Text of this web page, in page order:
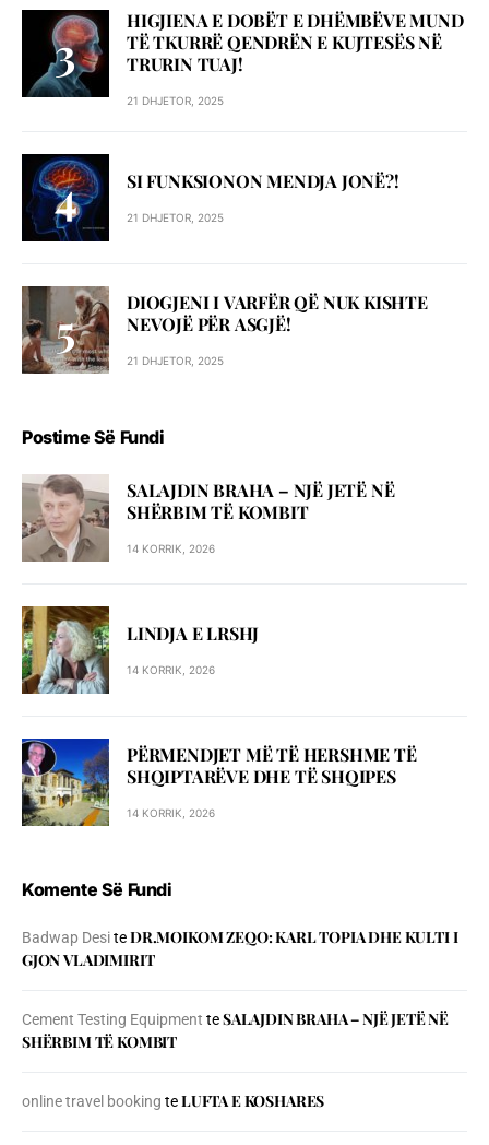
HIGJIENA E DOBËT E DHËMBËVE MUND
TË TKURRË QENDRËN E KUJTESËS NË
TRURIN TUAJ!
21 DHJETOR, 2025
SI FUNKSIONON MENDJA JONË?!
21 DHJETOR, 2025
DIOGJENI I VARFËR QË NUK KISHTE
NEVOJË PËR ASGJË!
21 DHJETOR, 2025
Postime Së Fundi
SALAJDIN BRAHA – NJЁ JETЁ NЁ
SHЁRBIM TЁ KOMBIT
14 KORRIK, 2026
LINDJA E LRSHJ
14 KORRIK, 2026
PËRMENDJET MË TË HERSHME TË
SHQIPTARËVE DHE TË SHQIPES
14 KORRIK, 2026
Komente Së Fundi
Badwap DesiteDR.MOIKOM ZEQO: KARL TOPIA DHE KULTI I
GJON VLADIMIRIT
Cement Testing Equipment teSALAJDIN BRAHA – NJЁ JETЁ NЁ
SHЁRBIM TЁ KOMBIT
online travel booking teLUFTA E KOSHARES